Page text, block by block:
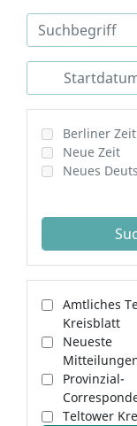
Berliner
Neue Zeit
Neues
Amtliches
Kreisblatt
Neueste
Provinzial-
Teltower